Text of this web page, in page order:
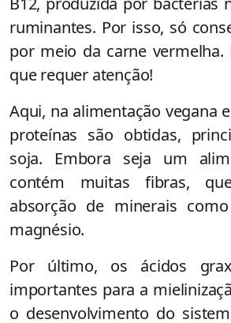
ruminantes. Por isso, só
por meio da carne vermelha.
que requer atenção!
Aqui, na alimentação vegana
proteínas são obtidas,
soja. Embora seja um
contém muitas fibras,
absorção de minerais
magnésio.
Por último, os ácidos
importantes para a
o desenvolvimento do